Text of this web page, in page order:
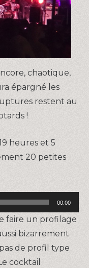
chaotique,
épargné les
restent au
!
heures et 5
20 petites
00:00
faire un profilage
bizarrement
de profil type
cocktail